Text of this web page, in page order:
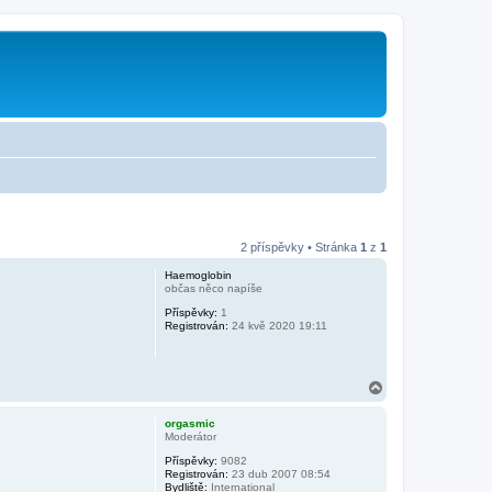
2 příspěvky • Stránka 1 z 1
Haemoglobin
občas něco napíše
Příspěvky: 1
Registrován: 24 kvě 2020 19:11
orgasmic
Moderátor
Příspěvky: 9082
Registrován: 23 dub 2007 08:54
Bydliště: International